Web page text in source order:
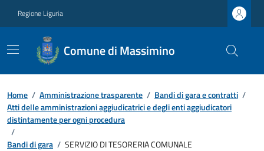
Regione Liguria
Comune di Massimino
Home / Amministrazione trasparente / Bandi di gara e contratti /
Atti delle amministrazioni aggiudicatrici e degli enti aggiudicatori
distintamente per ogni procedura
/
Bandi di gara / SERVIZIO DI TESORERIA COMUNALE